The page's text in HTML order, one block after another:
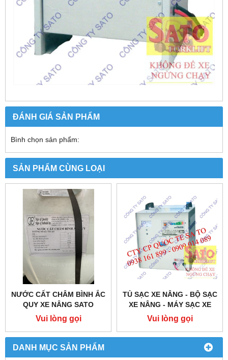
DANH MỤC SẢN PHẨM
ĐÁNH GIÁ SẢN PHẨM
Bình chọn sản phẩm:
SẢN PHẨM CÙNG LOẠI
NƯỚC CẤT CHÂM BÌNH ẮC
QUY XE NÂNG SATO
Vui lòng gọi
TỦ SẠC XE NÂNG - BỘ SẠC
XE NÂNG - MÁY SẠC XE
NÂNG ĐIỆN
Vui lòng gọi